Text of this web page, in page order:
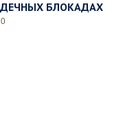
БЛОКАДАХ